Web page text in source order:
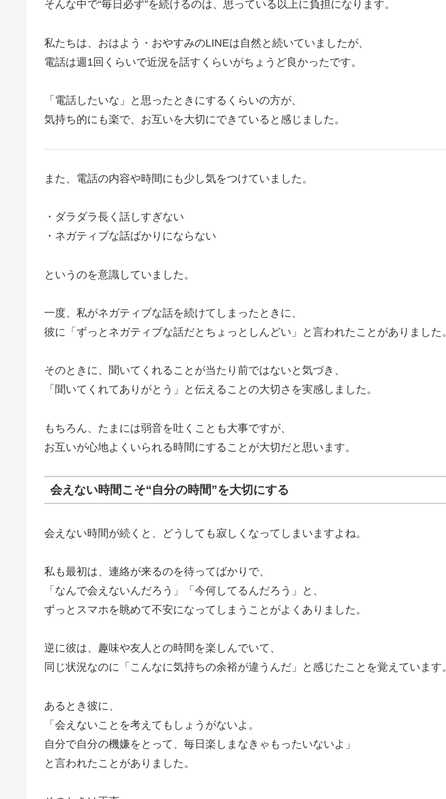
そんな中で“毎日必ず”を続けるのは、思っている以上に負担になります。
私たちは、おはよう・おやすみのLINEは自然と続いていましたが、
電話は週1回くらいで近況を話すくらいがちょうど良かったです。
「電話したいな」と思ったときにするくらいの方が、
気持ち的にも楽で、お互いを大切にできていると感じました。
また、電話の内容や時間にも少し気をつけていました。
・ダラダラ長く話しすぎない
・ネガティブな話ばかりにならない
というのを意識していました。
一度、私がネガティブな話を続けてしまったときに、
彼に「ずっとネガティブな話だとちょっとしんどい」と言われたことがありました。
そのときに、聞いてくれることが当たり前ではないと気づき、
「聞いてくれてありがとう」と伝えることの大切さを実感しました。
もちろん、たまには弱音を吐くことも大事ですが、
お互いが心地よくいられる時間にすることが大切だと思います。
会えない時間こそ“自分の時間”を大切にする
会えない時間が続くと、どうしても寂しくなってしまいますよね。
私も最初は、連絡が来るのを待ってばかりで、
「なんで会えないんだろう」「今何してるんだろう」と、
ずっとスマホを眺めて不安になってしまうことがよくありました。
逆に彼は、趣味や友人との時間を楽しんでいて、
同じ状況なのに「こんなに気持ちの余裕が違うんだ」と感じたことを覚えています。
あるとき彼に、
「会えないことを考えてもしょうがないよ。
自分で自分の機嫌をとって、毎日楽しまなきゃもったいないよ」
と言われたことがありました。